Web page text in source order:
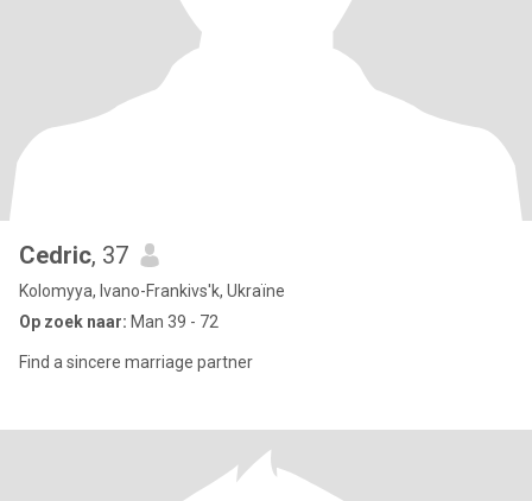
Cedric, 37
Kolomyya, Ivano-Frankivs'k, Ukraïne
Op zoek naar: Man 39 - 72
Find a sincere marriage partner